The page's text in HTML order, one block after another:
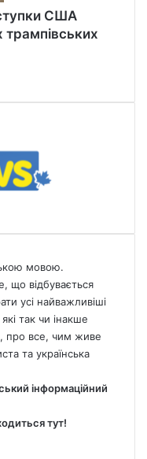
США
трампівських
мовою.
що відбувається
усі найважливіші
так чи інакше
про все, чим живе
та українська
інформаційний
тут!